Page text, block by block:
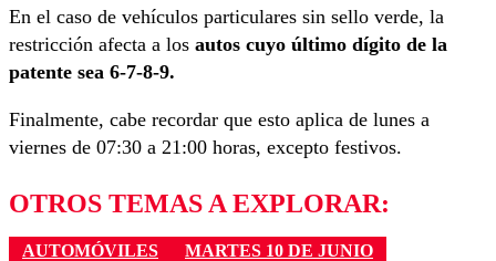
En el caso de vehículos particulares sin sello verde, la
restricción afecta a los autos cuyo último dígito de la
patente sea 6-7-8-9.
Finalmente, cabe recordar que esto aplica de lunes a
viernes de 07:30 a 21:00 horas, excepto festivos.
OTROS TEMAS A EXPLORAR:
AUTOMÓVILES
MARTES 10 DE JUNIO